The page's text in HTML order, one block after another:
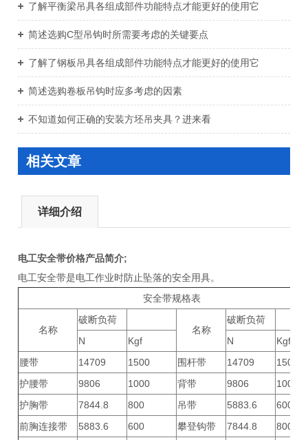
了解平衡梁吊具各组成部件功能特点才能更好的使用它
简述选购C型吊钩时所需要考虑的关键要点
了解了钢板吊具各组成部件功能特点才能更好的使用它
简述选购卷板吊钩时应多考虑的因素
不知道如何正确的安装方坯吊夹具？进来看
相关文章
详细介绍
电工安全带价格产品简介;
电工安全带是电工作业时防止坠落的安全用具。
安全带规格表
名称
破断负荷
名称
破断负荷
N
Kgf N
Kgf
腰带
14709 1500 围杆带 14709
1500
护腰带
9806 1000 背带 9806
1000
护胸带
7844.8 800 吊带 5883.6
600
前胸连接带
5883.6 600 攀登钩带 7844.8
800